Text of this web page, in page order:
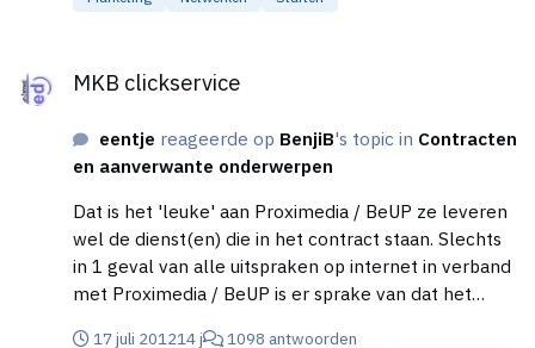
MKB clickservice
eentje reageerde op BenjiB's topic in Contracten
en aanverwante onderwerpen
Dat is het 'leuke' aan Proximedia / BeUP ze leveren
wel de dienst(en) die in het contract staan. Slechts
in 1 geval van alle uitspraken op internet in verband
met Proximedia / BeUP is er sprake van dat het
17 juli 201214 j 1098 antwoorden